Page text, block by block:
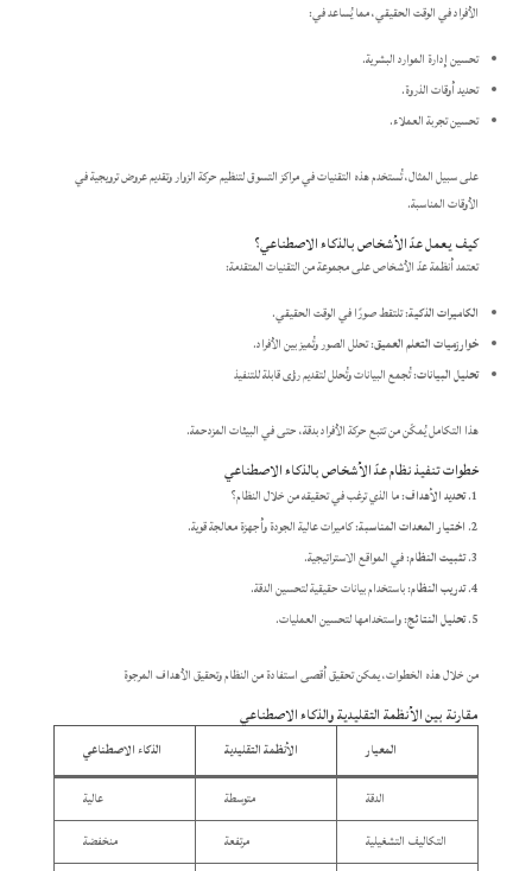
الأفراد في الوقت الحقيقي، مما يُساعد في:​
تحسين إدارة الموارد البشرية.
تحديد أوقات الذروة.
تحسين تجربة العملاء.​
على سبيل المثال، تُستخدم هذه التقنيات في مراكز التسوق لتنظيم حركة الزوار وتقديم عروض ترويجية في
الأوقات المناسبة.​
كيف يعمل عدّ الأشخاص بالذكاء الاصطناعي؟
تعتمد أنظمة عدّ الأشخاص على مجموعة من التقنيات المتقدمة:​
الكاميرات الذكية: تلتقط صورًا في الوقت الحقيقي.
خوارزميات التعلم العميق: تحلل الصور وتُميز بين الأفراد.
تحليل البيانات: تُجمع البيانات وتُحلل لتقديم رؤى قابلة للتنفيذ
هذا التكامل يُمكّن من تتبع حركة الأفراد بدقة، حتى في البيئات المزدحمة.​
خطوات تنفيذ نظام عدّ الأشخاص بالذكاء الاصطناعي
تحديد الأهداف: ما الذي ترغب في تحقيقه من خلال النظام؟
اختيار المعدات المناسبة: كاميرات عالية الجودة وأجهزة معالجة قوية.
تثبيت النظام: في المواقع الاستراتيجية.
تدريب النظام: باستخدام بيانات حقيقية لتحسين الدقة.
تحليل النتائج: واستخدامها لتحسين العمليات.​
من خلال هذه الخطوات، يمكن تحقيق أقصى استفادة من النظام وتحقيق الأهداف المرجوة
مقارنة بين الأنظمة التقليدية والذكاء الاصطناعي
المعيار الأنظمة التقليدية الذكاء الاصطناعي
الدقة متوسطة
عالية
التكاليف التشغيلية
مرتفعة
منخفضة